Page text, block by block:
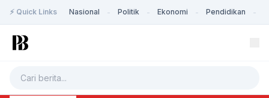
⚡ Quick Links Nasional - Politik - Ekonomi - Pendidikan -